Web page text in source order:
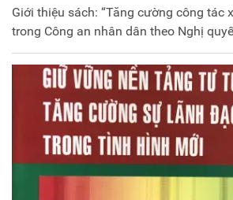
Giới thiệu sách: “Tăng cường công tác
trong Công an nhân dân theo Nghị